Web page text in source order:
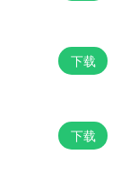
下载
下载